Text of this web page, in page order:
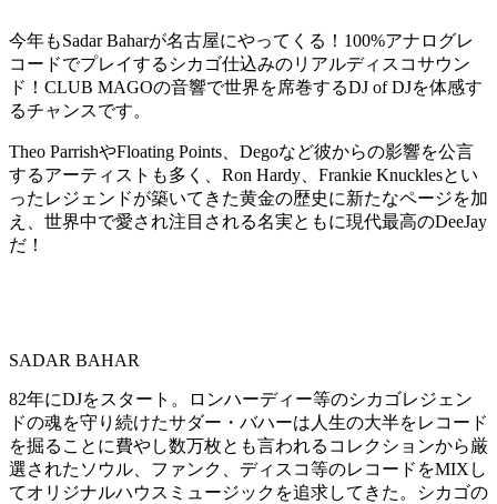
今年もSadar Baharが名古屋にやってくる！100%アナログレ
コードでプレイするシカゴ仕込みのリアルディスコサウン
ド！CLUB MAGOの音響で世界を席巻するDJ of DJを体感す
るチャンスです。
Theo ParrishやFloating Points、Degoなど彼からの影響を公言
するアーティストも多く、Ron Hardy、Frankie Knucklesとい
ったレジェンドが築いてきた黄金の歴史に新たなページを加
え、世界中で愛され注目される名実ともに現代最高のDeeJay
だ！
SADAR BAHAR
82年にDJをスタート。ロンハーディー等のシカゴレジェン
ドの魂を守り続けたサダー・バハーは人生の大半をレコード
を掘ることに費やし数万枚とも言われるコレクションから厳
選されたソウル、ファンク、ディスコ等のレコードをMIXし
てオリジナルハウスミュージックを追求してきた。シカゴの